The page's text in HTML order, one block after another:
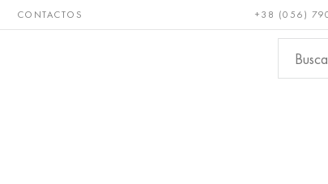
CONTACTOS +38 (056)
y Bronce, cobre, Metales
ferrosos